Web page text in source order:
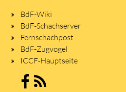
BdF-Wiki
BdF-Schachserver
Fernschachpost
BdF-Zugvogel
ICCF-Hauptseite